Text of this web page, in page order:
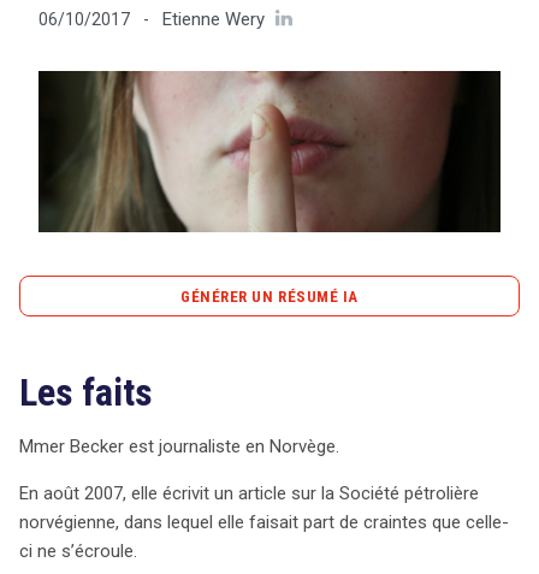
Tout sur le droit de l'innovation
Rechercher
06/10/2017 - Etienne Wery
GÉNÉRER UN RÉSUMÉ IA
L’affaire Mmer Becker, journaliste en Norvège, soulève
dans le journalisme. En août 2007, elle publie un article
des informations d’une source, M. X, qui s’est ensuite
révélé être impliqué dans une manipulation de marché.
Après la chute de l’action de la société, une enquête
Les faits
Mmer Becker est journaliste en Norvège.
En août 2007, elle écrivit un article sur la Société pétrolière
norvégienne, dans lequel elle faisait part de craintes que celle-
ci ne s’écroule.